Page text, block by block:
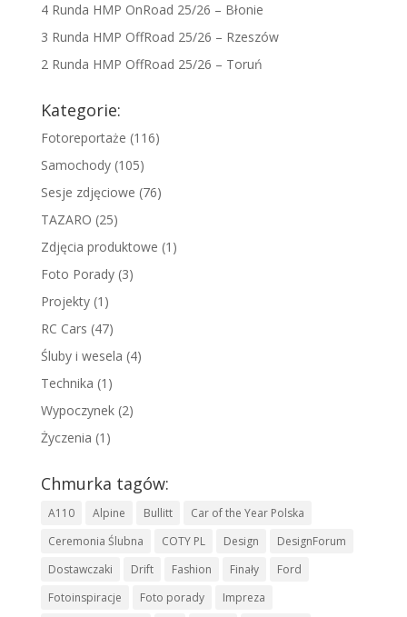
4 Runda HMP OnRoad 25/26 – Błonie
3 Runda HMP OffRoad 25/26 – Rzeszów
2 Runda HMP OffRoad 25/26 – Toruń
Kategorie:
Fotoreportaże (116)
Samochody(105)
Sesje zdjęciowe (76)
TAZARO (25)
Zdjęcia produktowe (1)
Foto Porady(3)
Projekty(1)
RC Cars (47)
Śluby i wesela (4)
Technika (1)
Wypoczynek(2)
Życzenia (1)
Chmurka tagów:
A110 Alpine Bullitt
Car of the Year Polska
Ceremonia Ślubna
COTY PL Design
DesignForum
Dostawczaki
Drift Fashion Finały
Ford
Fotoinspiracje
Foto porady
Impreza